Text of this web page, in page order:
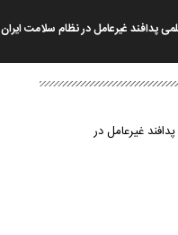
پدافند غیرعامل در نظام سلامت ایران
غیرعامل در